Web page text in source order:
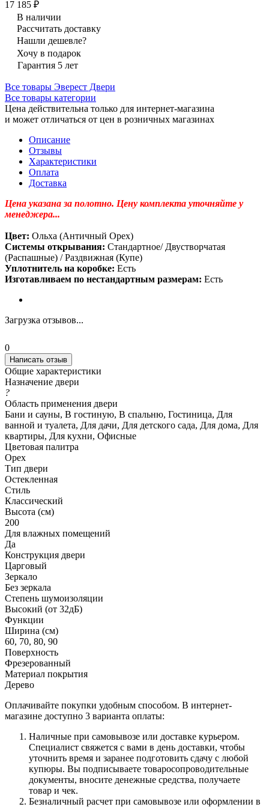
17 185 ₽
В наличии
Рассчитать доставку
Нашли дешевле?
Хочу в подарок
Гарантия 5 лет
Все товары Эверест Двери
Все товары категории
Цена действительна только для интернет-магазина
и может отличаться от цен в розничных магазинах
Описание
Отзывы
Характеристики
Оплата
Доставка
Цена указана за полотно. Цену комплекта уточняйте у
менеджера...
Цвет: Ольха (Античный Орех)
Системы открывания: Стандартное/ Двустворчатая
(Распашные) / Раздвижная (Купе)
Уплотнитель на коробке: Есть
Изготавливаем по нестандартным размерам: Есть
Загрузка отзывов...
0
Написать отзыв
Общие характеристики
Назначение двери
?
Область применения двери
Бани и сауны, В гостиную, В спальню, Гостиница, Для
ванной и туалета, Для дачи, Для детского сада, Для дома, Для
квартиры, Для кухни, Офисные
Цветовая палитра
Орех
Тип двери
Остекленная
Стиль
Классический
Высота (см)
200
Для влажных помещений
Да
Конструкция двери
Царговый
Зеркало
Без зеркала
Степень шумоизоляции
Высокий (от 32дБ)
Функции
Ширина (см)
60, 70, 80, 90
Поверхность
Фрезерованный
Материал покрытия
Дерево
Оплачивайте покупки удобным способом. В интернет-
магазине доступно 3 варианта оплаты:
Наличные при самовывозе или доставке курьером.
Специалист свяжется с вами в день доставки, чтобы
уточнить время и заранее подготовить сдачу с любой
купюры. Вы подписываете товаросопроводительные
документы, вносите денежные средства, получаете
товар и чек.
Безналичный расчет при самовывозе или оформлении в